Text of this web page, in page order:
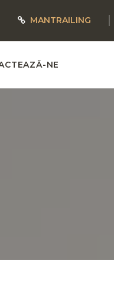
MANTRAILING
NE